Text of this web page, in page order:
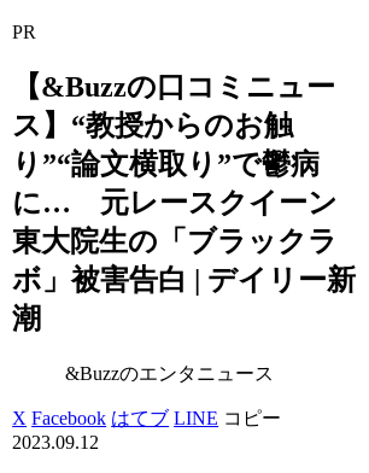
PR
【&Buzzの口コミニュー
ス】“教授からのお触
り”“論文横取り”で鬱病
に… 元レースクイーン
東大院生の「ブラックラ
ボ」被害告白 | デイリー新
潮
&Buzzのエンタニュース
X Facebook はてブ LINE コピー
2023.09.12